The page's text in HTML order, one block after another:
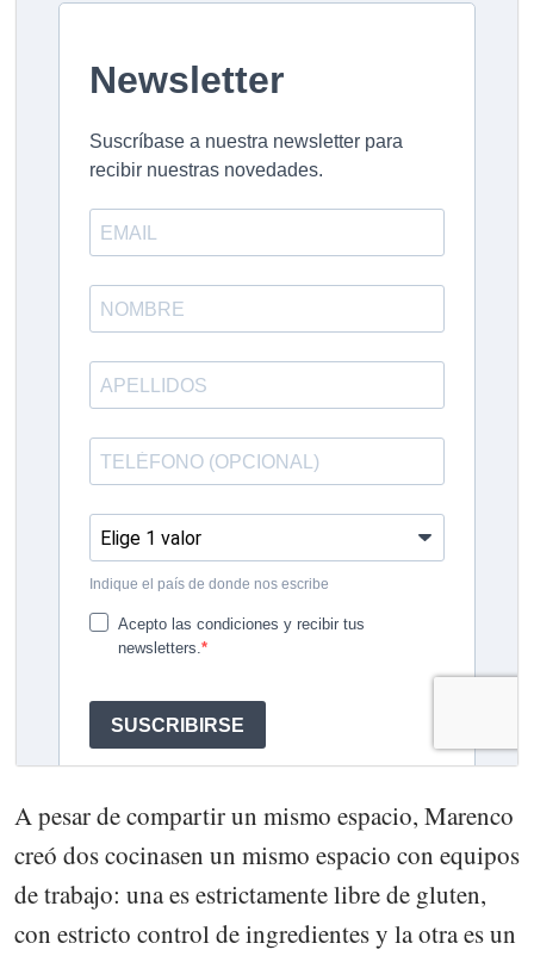
A pesar de compartir un mismo espacio, Marenco
creó dos cocinasen un mismo espacio con equipos
de trabajo: una es estrictamente libre de gluten,
con estricto control de ingredientes y la otra es un